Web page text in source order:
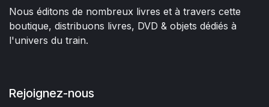
Nous éditons de nombreux livres et à travers cette
boutique, distribuons livres, DVD & objets dédiés à
l'univers du train.
Rejoignez-nous